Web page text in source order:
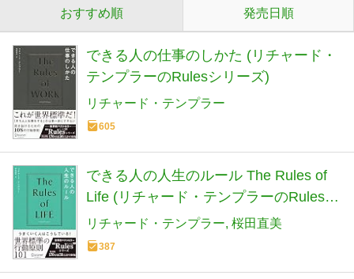
おすすめ順 発売日順
できる人の仕事のしかた (リチャード・
テンプラーのRulesシリーズ)
リチャード・テンプラー
605
できる人の人生のルール The Rules of
Life (リチャード・テンプラーのRulesシ
リーズ)
リチャード・テンプラー 桜田直美
387